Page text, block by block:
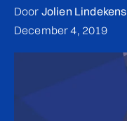
Door Jolien Lindekens
December 4, 2019